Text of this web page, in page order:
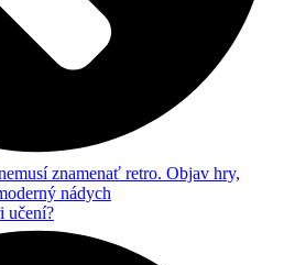
znamenať retro. Objav hry,
nádych
učení?